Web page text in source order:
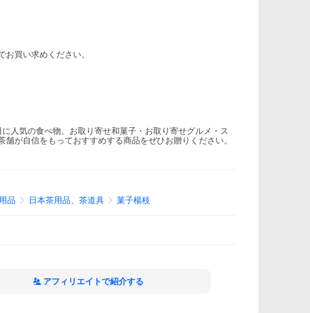
買い求めください。
人気の食べ物。お取り寄せ和菓子・お取り寄せグルメ・ス
が自信をもっておすすめする商品をぜひお贈りください。
品 日本茶用品、茶道具 菓子楊枝
アフィリエイトで紹介する